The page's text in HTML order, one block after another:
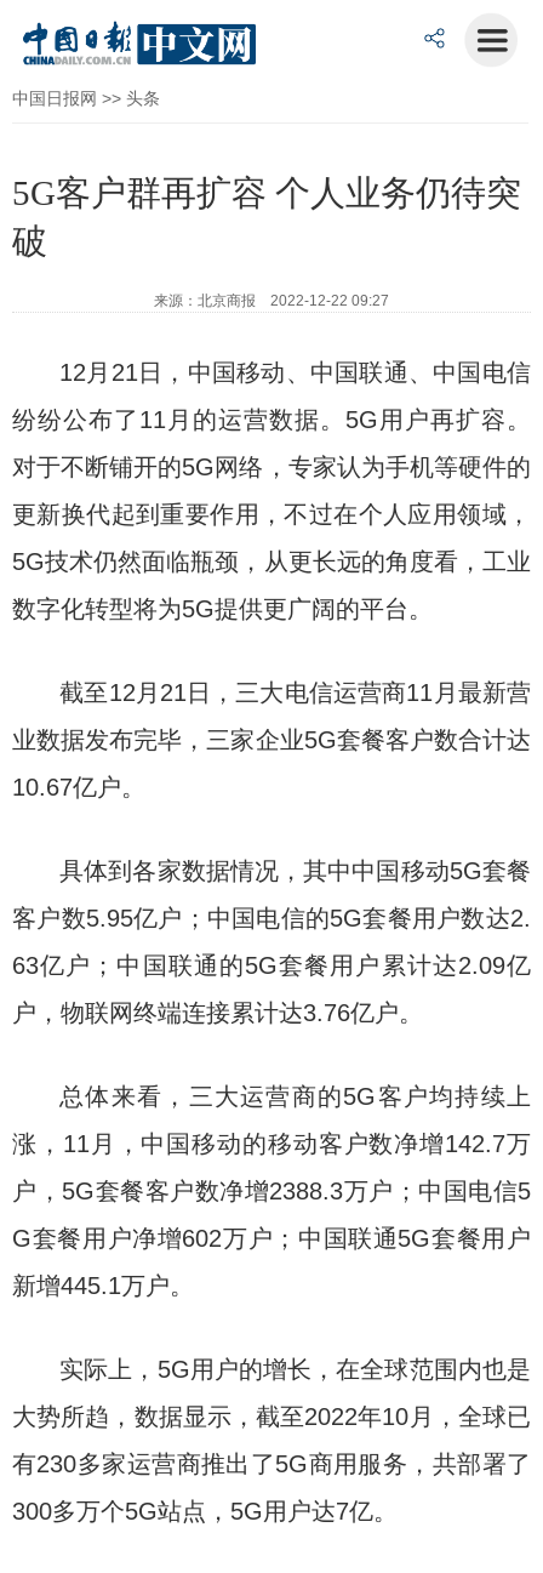
中国日报网 >> 头条
5G客户群再扩容 个人业务仍待突
破
来源：北京商报 2022-12-22 09:27
12月21日，中国移动、中国联通、中国电信
纷纷公布了11月的运营数据。5G用户再扩容。
对于不断铺开的5G网络，专家认为手机等硬件的
更新换代起到重要作用，不过在个人应用领域，
5G技术仍然面临瓶颈，从更长远的角度看，工业
数字化转型将为5G提供更广阔的平台。
截至12月21日，三大电信运营商11月最新营
业数据发布完毕，三家企业5G套餐客户数合计达
10.67亿户。
具体到各家数据情况，其中中国移动5G套餐
客户数5.95亿户；中国电信的5G套餐用户数达2.
63亿户；中国联通的5G套餐用户累计达2.09亿
户，物联网终端连接累计达3.76亿户。
总体来看，三大运营商的5G客户均持续上
涨，11月，中国移动的移动客户数净增142.7万
户，5G套餐客户数净增2388.3万户；中国电信5
G套餐用户净增602万户；中国联通5G套餐用户
新增445.1万户。
实际上，5G用户的增长，在全球范围内也是
大势所趋，数据显示，截至2022年10月，全球已
有230多家运营商推出了5G商用服务，共部署了
300多万个5G站点，5G用户达7亿。